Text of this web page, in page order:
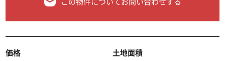
価格 土地面積